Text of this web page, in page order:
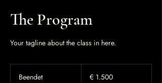
The Program
Your tagline about the class in here.
BeendetB
€ 1.500